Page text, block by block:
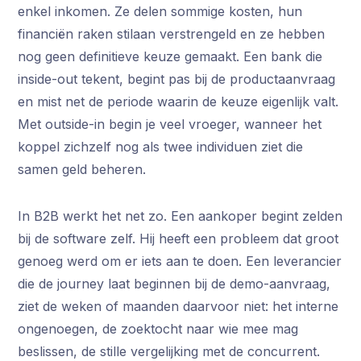
enkel inkomen. Ze delen sommige kosten, hun
financiën raken stilaan verstrengeld en ze hebben
nog geen definitieve keuze gemaakt. Een bank die
inside-out tekent, begint pas bij de productaanvraag
en mist net de periode waarin de keuze eigenlijk valt.
Met outside-in begin je veel vroeger, wanneer het
koppel zichzelf nog als twee individuen ziet die
samen geld beheren.
In B2B werkt het net zo. Een aankoper begint zelden
bij de software zelf. Hij heeft een probleem dat groot
genoeg werd om er iets aan te doen. Een leverancier
die de journey laat beginnen bij de demo-aanvraag,
ziet de weken of maanden daarvoor niet: het interne
ongenoegen, de zoektocht naar wie mee mag
beslissen, de stille vergelijking met de concurrent.